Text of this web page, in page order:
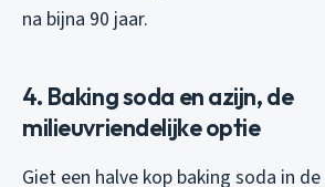
na bijna 90 jaar.
4. Baking soda en azijn, de
milieuvriendelijke optie
Giet een halve kop baking soda in